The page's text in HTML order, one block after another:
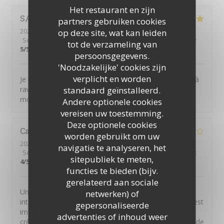
Het restaurant en zijn
partners gebruiken cookies
op deze site, wat kan leiden
tot de verzameling van
persoonsgegevens.
'Noodzakelijke' cookies zijn
verplicht en worden
standaard geïnstalleerd.
Andere optionele cookies
vereisen uw toestemming.
Deze optionele cookies
worden gebruikt om uw
navigatie te analyseren, het
sitepubliek te meten,
functies te bieden (bijv.
gerelateerd aan sociale
netwerken) of
gepersonaliseerde
advertenties of inhoud weer
SANDRINE M
2025-12-28
- 11:30 - Gasten 3
Service
Atmosfeer /5 Keuken
:
5/5
Je me suis régalée !!!! C'était super bon, frais, un choix à
ravir toutes les papilles. Merci beaucoup pour ce
moment de plaisir
Catherine
2025-12-14
- 12:30 - Gasten 4
Service
/5 Atmosfeer: 4/5 Keuken: 4/5 Kwaliteit / Prijs
:
4/5
Un point crucial à améliorer : quand on réserve via
internet et qu'on a besoin de joindre par téléphone, c'est
impossible. Rajouter autre chose que des quiches,
crêpes et burgers et peut être aussi accorder un verre de